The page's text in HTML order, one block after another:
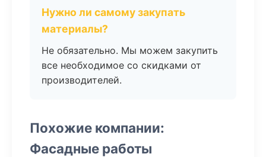
Нужно ли самому закупать
материалы?
Не обязательно. Мы можем закупить
все необходимое со скидками от
производителей.
Похожие компании:
Фасадные работы